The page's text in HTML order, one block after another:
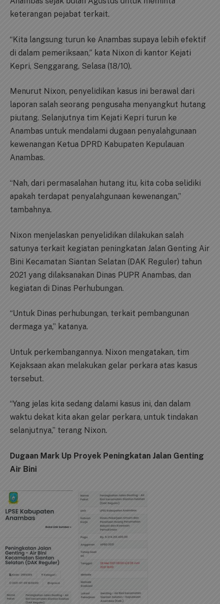
keterangan pejabat terkait.
“Kita langsung turun ke Anambas supaya lebih efektif
di dalam pemeriksaan,” kata Nixon di kantor Kejati
Kepri, Senggarang, Selasa (18/10).
Menurut Nixon, penyelidikan kasus ini berawal dari
laporan salah seorang pengusaha menyangkut hutang
piutang. Selanjutnya tim Kejati Kepri turun ke
Anambas untuk mendalami dugaan penyalahgunaan
kewenangan Ketua DPRD Kabupaten Kepulauan
Anambas.
“Nah, dari permasalahan hutang itu, kita coba selidiki
apakah terdapat penyalahgunaan kewenangan,”
tambahnya.
Nixon menjelaskan penyelidikan dilakukan salah
satunya terkait kegiatan peningkatan Jalan Genting Air
Bini Kecamatan Siantan Selatan (DAK Reguler) tahun
2021 yang dilaksanakan Dinas PUPR Anambas, dan
kegiatan di Dinas Perhubungan.
“Untuk Dinas perhubungan, terkait pembangunan
dermaga ya,” katanya.
Untuk perkembangannya. Nixon mengatakan, tim
Kejaksaan akan melakukan gelar perkara atas kasus
tersebut.
“Yang jelas kita sedang dalami kasus ini, dan dalam
waktu dekat kita akan gelar perkara, untuk tindakan
selanjutnya,” terang Nixon.
Dugaan Mark Up Proyek Peningkatan Jalan Genting
Air Bini